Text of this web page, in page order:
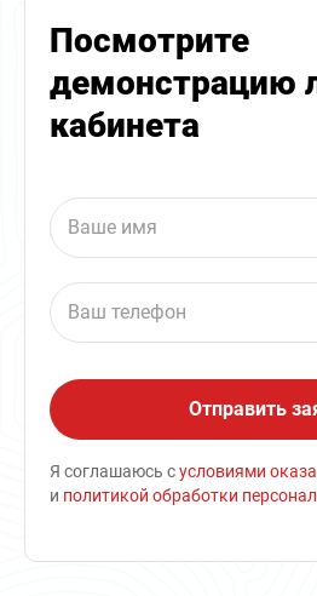
Посмотрите
демонстрацию
кабинета
Я соглашаюсь сусловиями
и политикой обработки